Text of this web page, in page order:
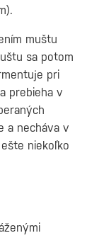
muštu
sa potom
pri
prebieha v
a necháva v
niekoľko